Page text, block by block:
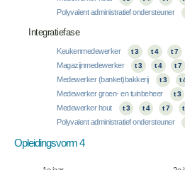
Polyvalent administratief ondersteuner
Integratiefase
Keukenmedewerker t 3 t 4 t 7
Magazijnmedewerker t 3 t 4 t 7
Medewerker (banket)bakkerij t 3 t
Medewerker groen- en tuinbeheer t 3
Medewerker hout t 3 t 4 t 7 t
Polyvalent administratief ondersteuner
Opleidingsvorm 4